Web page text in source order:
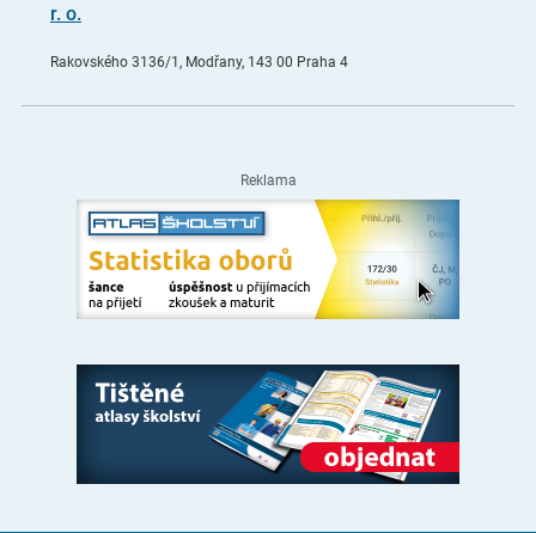
r. o.
Rakovského 3136/1, Modřany, 143 00 Praha 4
Reklama